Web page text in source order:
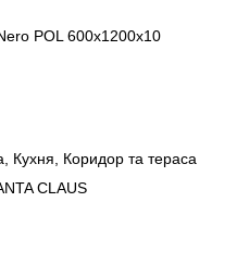
POL 600x1200x10
Кухня, Коридор та тераса
CLAUS